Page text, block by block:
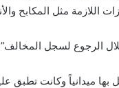
اللازمة مثل المكابح
الرجوع لسجل
ميدانياً وكانت تطبق